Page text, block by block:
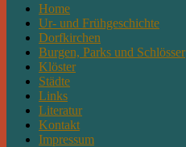
Home
Ur- und Frühgeschichte
Dorfkirchen
Burgen, Parks und Schlösser
Klöster
Städte
Links
Literatur
Kontakt
Impressum